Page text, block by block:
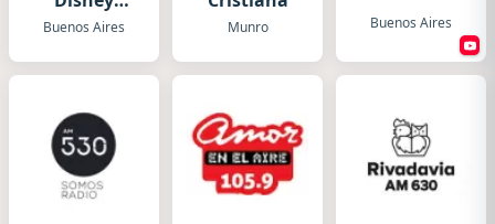
Argentina
Buenos Aires Munro Buenos Aires